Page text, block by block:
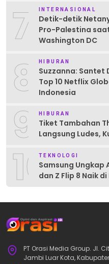
7 INTERNASIONAL
Detik-detik
Pro-Palestina
Washington DC
8 HIBURAN
Suzzanna: Santet
Top 10 Netflix
Indonesia
9 HIBURAN
Tiket Tambahan
Langsung Ludes,
10TEKNOLOGI
Samsung Ungkap
dan Z Flip 8 Naik
PT Orasi Media Group. Jl.
Jambi Luar Kota,